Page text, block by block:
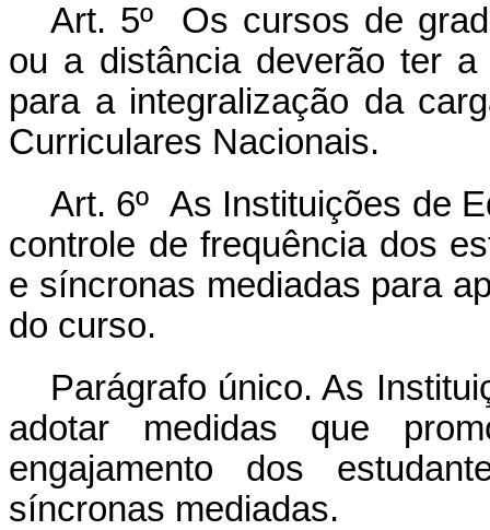
Art. 5º Os cursos de
ou a distância deverão ter
para a integralização da
Curriculares Nacionais.
Art. 6º As Instituições de
controle de frequência dos
e síncronas mediadas para
do curso.
Parágrafo único. As
adotar medidas que
engajamento dos
síncronas mediadas.